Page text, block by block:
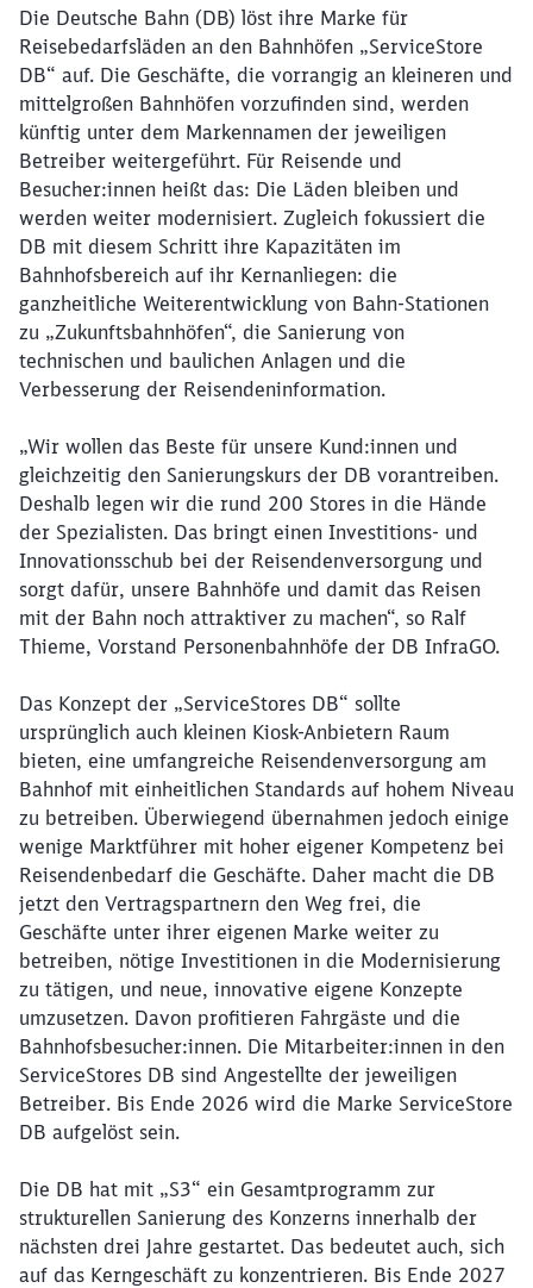
Die Deutsche Bahn (DB) löst ihre Marke für
Reisebedarfsläden an den Bahnhöfen „ServiceStore
DB“ auf. Die Geschäfte, die vorrangig an kleineren und
mittelgroßen Bahnhöfen vorzufinden sind, werden
künftig unter dem Markennamen der jeweiligen
Betreiber weitergeführt. Für Reisende und
Besucher:innen heißt das: Die Läden bleiben und
werden weiter modernisiert. Zugleich fokussiert die
DB mit diesem Schritt ihre Kapazitäten im
Bahnhofsbereich auf ihr Kernanliegen: die
ganzheitliche Weiterentwicklung von Bahn-Stationen
zu „Zukunftsbahnhöfen“, die Sanierung von
technischen und baulichen Anlagen und die
Verbesserung der Reisendeninformation.
„Wir wollen das Beste für unsere Kund:innen und
gleichzeitig den Sanierungskurs der DB vorantreiben.
Deshalb legen wir die rund 200 Stores in die Hände
der Spezialisten. Das bringt einen Investitions- und
Innovationsschub bei der Reisendenversorgung und
sorgt dafür, unsere Bahnhöfe und damit das Reisen
mit der Bahn noch attraktiver zu machen“, so Ralf
Thieme, Vorstand Personenbahnhöfe der DB InfraGO.
Das Konzept der „ServiceStores DB“ sollte
ursprünglich auch kleinen Kiosk-Anbietern Raum
bieten, eine umfangreiche Reisendenversorgung am
Bahnhof mit einheitlichen Standards auf hohem Niveau
zu betreiben. Überwiegend übernahmen jedoch einige
wenige Marktführer mit hoher eigener Kompetenz bei
Reisendenbedarf die Geschäfte. Daher macht die DB
jetzt den Vertragspartnern den Weg frei, die
Geschäfte unter ihrer eigenen Marke weiter zu
betreiben, nötige Investitionen in die Modernisierung
zu tätigen, und neue, innovative eigene Konzepte
umzusetzen. Davon profitieren Fahrgäste und die
Bahnhofsbesucher:innen. Die Mitarbeiter:innen in den
ServiceStores DB sind Angestellte der jeweiligen
Betreiber. Bis Ende 2026 wird die Marke ServiceStore
DB aufgelöst sein.
Die DB hat mit „S3“ ein Gesamtprogramm zur
strukturellen Sanierung des Konzerns innerhalb der
nächsten drei Jahre gestartet. Das bedeutet auch, sich
auf das Kerngeschäft zu konzentrieren. Bis Ende 2027
Schließen
Möchten Sie zuweitergeleitet
werden?